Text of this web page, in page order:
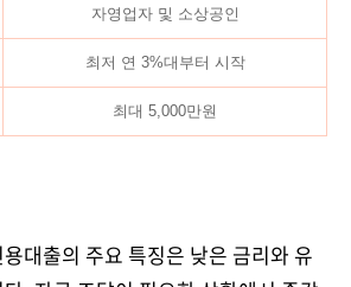
자영업자 및 소상공인
최저 연 3%대부터 시작
최대 5,000만원
대출의 주요 특징은 낮은 금리와 유